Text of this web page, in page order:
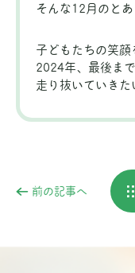
そんな12月のとあ
子どもたちの笑
2024年、最後ま
走り抜いていきた
前の記事へ